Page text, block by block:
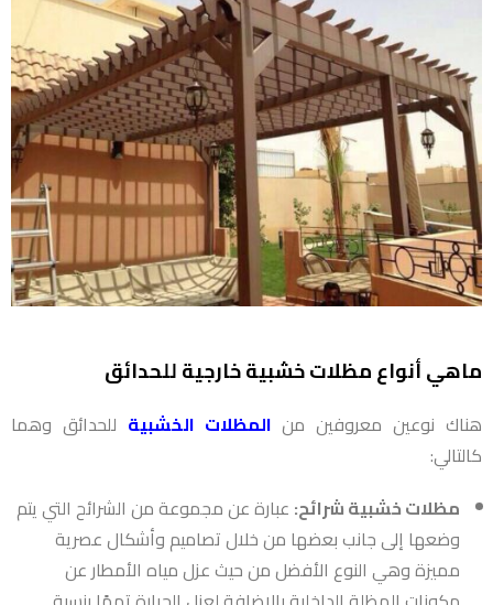
ماهي أنواع مظلات خشبية خارجية للحدائق
هناك نوعين معروفين من المظلات الخشبية للحدائق وهما
كالتالي:
مظلات خشبية شرائح: عبارة عن مجموعة من الشرائح التي يتم
وضعها إلى جانب بعضها من خلال تصاميم وأشكال عصرية
مميزة وهي النوع الأفضل من حيث عزل مياه الأمطار عن